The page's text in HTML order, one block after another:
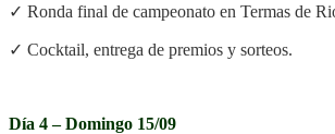
✓ Ronda final de campeonato en Termas de
✓ Cocktail, entrega de premios y sorteos.
Día 4 – Domingo 15/09